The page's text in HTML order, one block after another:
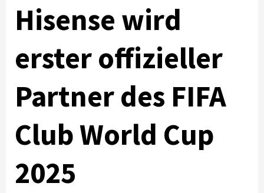
Hisense wird
erster offizieller
Partner des FIFA
Club World Cup
2025